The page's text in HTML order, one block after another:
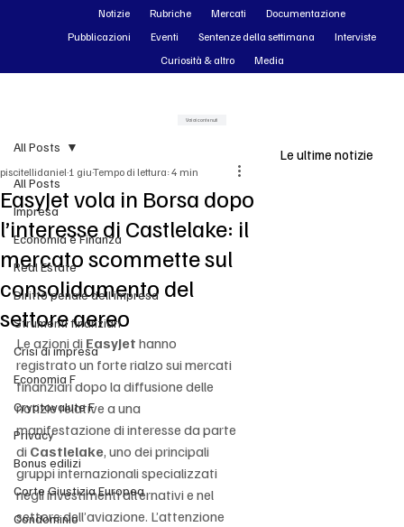
All Posts
Impresa
Economia e Finanza
Real Estate
Diritto penale dell'impresa
Strumenti finanziari
Crisi di impresa
Economia F
Cryptovalute F
Privacy
Bonus edilizi
Corte Giustizia Europea
Condominio
All Posts
EasyJet vola in Borsa dopo
l’interesse di Castlelake: il
mercato scommette sul
consolidamento del
settore aereo
piscitellidaniel 1 giuTempo di lettura: 4 min
Le azioni di EasyJet hanno
registrato un forte rialzo sui mercati
finanziari dopo la diffusione delle
notizie relative a una
manifestazione di interesse da parte
di Castlelake, uno dei principali
gruppi internazionali specializzati
negli investimenti alternativi e nel
settore dell’aviazione. L’attenzione
Le ultime notizie
Notizie Rubriche Mercati
Documentazione
Pubblicazioni
Eventi Sentenze della settimana
Interviste
Curiosità & altro
Media
Vai ai contenuti